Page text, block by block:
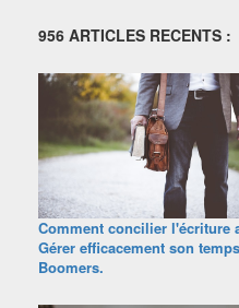
956 ARTICLES RECENTS :
Comment concilier l'écriture
Gérer efficacement son
Boomers.